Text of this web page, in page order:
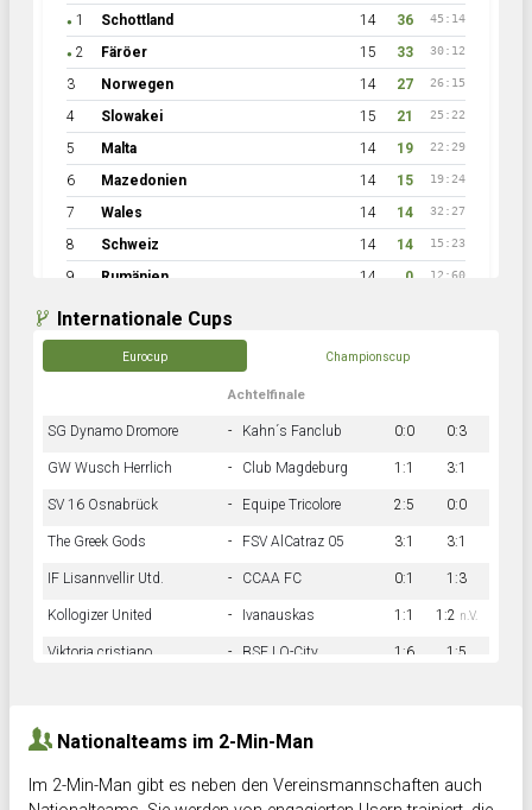
● 1 Schottland 14 36 45:14
● 2 Färöer 15 33 30:12
3 Norwegen 14 27 26:15
4 Slowakei 15 21 25:22
5 Malta 14 19 22:29
6 Mazedonien 14 15 19:24
7 Wales 14 14 32:27
8 Schweiz 14 14 15:23
9 Rumänien 14 0 12:60
Internationale Cups
Eurocup Championscup
Achtelfinale
SG Dynamo Dromore - Kahn´s Fanclub 0:0 0:3
GW Wusch Herrlich - Club Magdeburg 1:1 3:1
SV 16 Osnabrück - Equipe Tricolore 2:5 0:0
The Greek Gods - FSV AlCatraz 05 3:1 3:1
IF Lisannvellir Utd. - CCAA FC 0:1 1:3
Kollogizer United - Ivanauskas 1:1 1:2 n.V.
Viktoria cristiano - BSF LO-City 1:6 1:5
Nationalteams im 2-Min-Man
Im 2-Min-Man gibt es neben den Vereinsmannschaften auch